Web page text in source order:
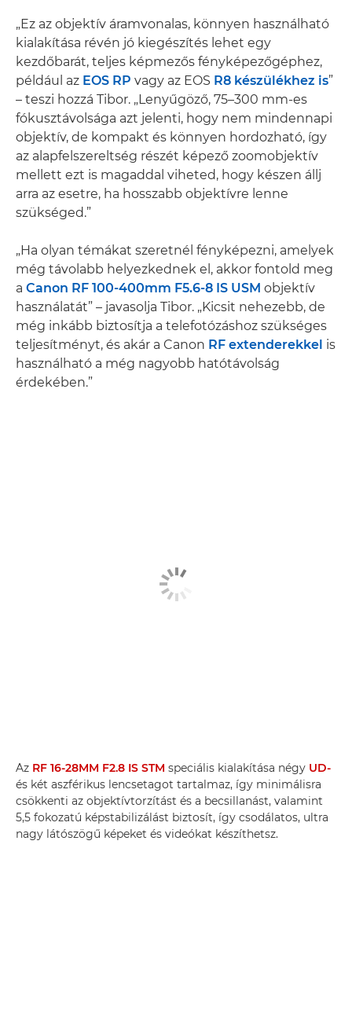
„Ez az objektív áramvonalas, könnyen használható
kialakítása révén jó kiegészítés lehet egy
kezdőbarát, teljes képmezős fényképezőgéphez,
például az EOS RP vagy az EOS R8 készülékhez is”
– teszi hozzá Tibor. „Lenyűgöző, 75–300 mm-es
fókusztávolsága azt jelenti, hogy nem mindennapi
objektív, de kompakt és könnyen hordozható, így
az alapfelszereltség részét képező zoomobjektív
mellett ezt is magaddal viheted, hogy készen állj
arra az esetre, ha hosszabb objektívre lenne
szükséged.”
„Ha olyan témákat szeretnél fényképezni, amelyek
még távolabb helyezkednek el, akkor fontold meg
a Canon RF 100-400mm F5.6-8 IS USM objektív
használatát” – javasolja Tibor. „Kicsit nehezebb, de
még inkább biztosítja a telefotózáshoz szükséges
teljesítményt, és akár a Canon RF extenderekkel is
használható a még nagyobb hatótávolság
érdekében.”
Az RF 16-28MM F2.8 IS STM speciális kialakítása négy UD-
és két aszférikus lencsetagot tartalmaz, így minimálisra
csökkenti az objektívtorzítást és a becsillanást, valamint
5,5 fokozatú képstabilizálást biztosít, így csodálatos, ultra
nagy látószögű képeket és videókat készíthetsz.